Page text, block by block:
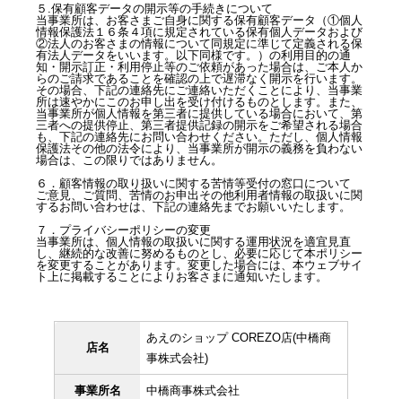
５.保有顧客データの開示等の手続きについて
当事業所は、お客さまご自身に関する保有顧客データ（①個人
情報保護法１６条４項に規定されている保有個人データおよび
②法人のお客さまの情報について同規定に準じて定義される保
有法人データをいいます。以下同様です。）の利用目的の通
知・開示訂正・利用停止等のご依頼があった場合は、ご本人か
らのご請求であることを確認の上で遅滞なく開示を行います。
その場合、下記の連絡先にご連絡いただくことにより、当事業
所は速やかにこのお申し出を受け付けるものとします。また、
当事業所が個人情報を第三者に提供している場合において、第
三者への提供停止、第三者提供記録の開示をご希望される場合
も、下記の連絡先にお問い合わせください。ただし、個人情報
保護法その他の法令により、当事業所が開示の義務を負わない
場合は、この限りではありません。
６．顧客情報の取り扱いに関する苦情等受付の窓口について
ご意見、ご質問、苦情のお申出その他利用者情報の取扱いに関
するお問い合わせは、下記の連絡先までお願いいたします。
７．プライバシーポリシーの変更
当事業所は、個人情報の取扱いに関する運用状況を適宜見直
し、継続的な改善に努めるものとし、必要に応じて本ポリシー
を変更することがあります。変更した場合には、本ウェブサイ
ト上に掲載することによりお客さまに通知いたします。
店名
あえのショップ COREZO店(中橋商
事株式会社)
事業所名 中橋商事株式会社